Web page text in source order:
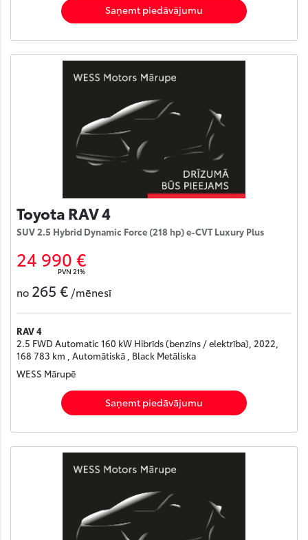
Saņemt piedāvājumu
Toyota RAV 4
SUV 2.5 Hybrid Dynamic Force (218 hp) e-CVT Luxury Plus
24 990 €
PVN 21%
no 265 € /mēnesī
RAV 4
2.5 FWD Automatic 160 kW Hibrīds (benzīns / elektrība), 2022,
168 783 km , Automātiskā , Black Metāliska
WESS Mārupē
Saņemt piedāvājumu